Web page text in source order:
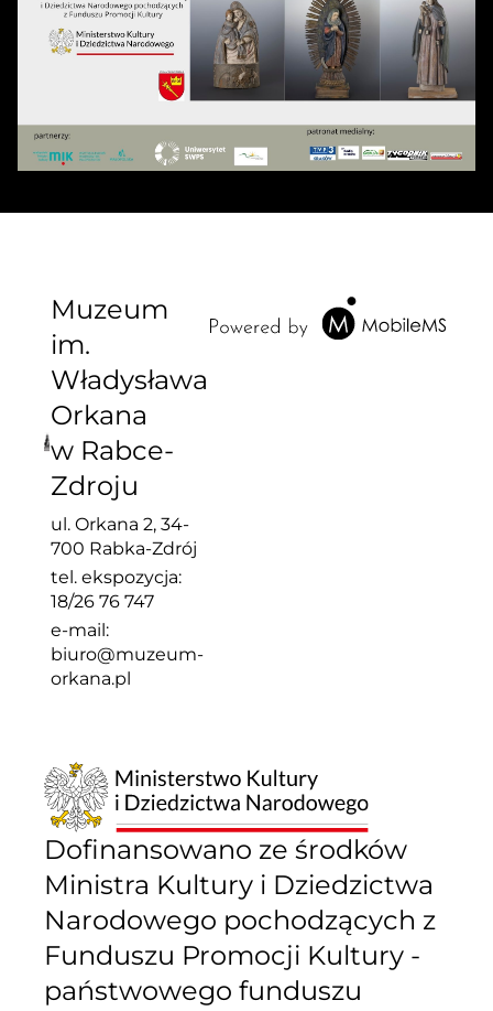
Muzeum
im.
Władysława
Orkana
w Rabce-
Zdroju
ul. Orkana 2, 34-
700 Rabka-Zdrój
tel. ekspozycja:
18/26 76 747
e-mail:
biuro@muzeum-
orkana.pl
Dofinansowano ze środków
Ministra Kultury i Dziedzictwa
Narodowego pochodzących z
Funduszu Promocji Kultury -
państwowego funduszu